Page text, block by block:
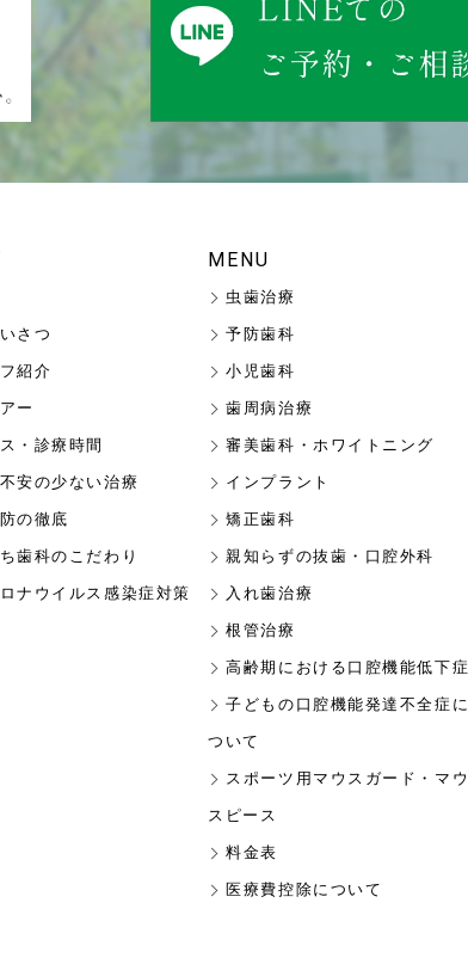
さつ
紹介
ー
・診療時間
安の少ない治療
の徹底
歯科のこだわり
ナウイルス感染症対策
MENU
虫歯治療
予防歯科
小児歯科
歯周病治療
審美歯科・ホワイトニング
インプラント
矯正歯科
親知らずの抜歯・口腔外科
入れ歯治療
根管治療
高齢期における口腔機能低下症
子どもの口腔機能発達不全症に
ついて
スポーツ用マウスガード・マウ
スピース
料金表
医療費控除について